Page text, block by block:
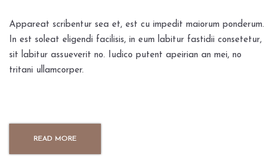
Appareat scribentur sea et, est cu impedit maiorum ponderum.
In est soleat eligendi facilisis, in eum labitur fastidii consetetur,
sit labitur assueverit no. Iudico putent apeirian an mei, no
tritani ullamcorper.
READ MORE